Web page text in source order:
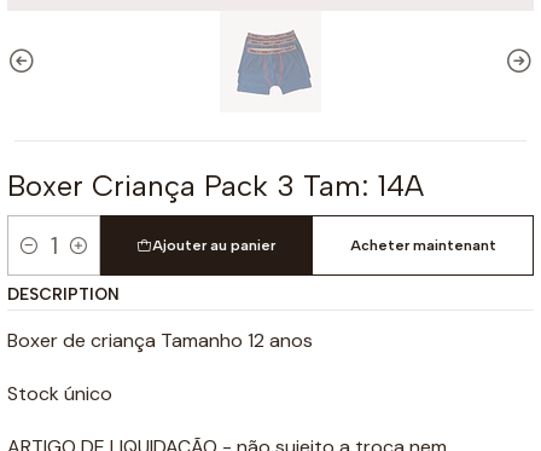
Boxer Criança Pack 3 Tam: 14A
Quantité
Ajouter au panier Acheter maintenant
DESCRIPTION
Boxer de criança Tamanho 12 anos
Stock único